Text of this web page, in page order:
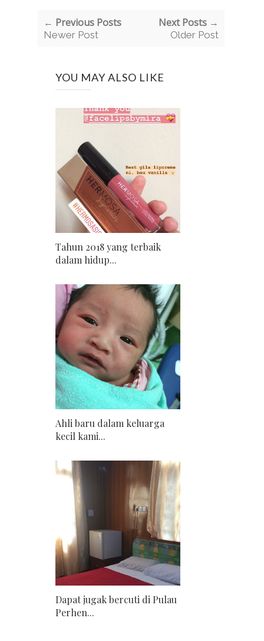
← Previous Posts
Newer Post
Next Posts →
Older Post
YOU MAY ALSO LIKE
Tahun 2018 yang terbaik
dalam hidup...
Ahli baru dalam keluarga
kecil kami...
Dapat jugak bercuti di Pulau
Perhen...